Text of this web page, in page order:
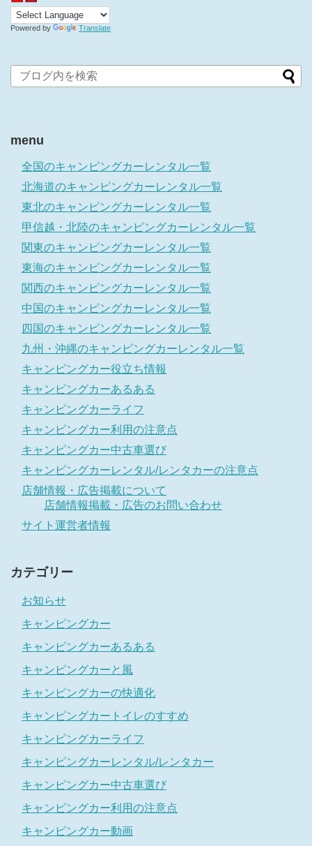
Powered by Translate
menu
全国のキャンピングカーレンタル一覧
北海道のキャンピングカーレンタル一覧
東北のキャンピングカーレンタル一覧
甲信越・北陸のキャンピングカーレンタル一覧
関東のキャンピングカーレンタル一覧
東海のキャンピングカーレンタル一覧
関西のキャンピングカーレンタル一覧
中国のキャンピングカーレンタル一覧
四国のキャンピングカーレンタル一覧
九州・沖縄のキャンピングカーレンタル一覧
キャンピングカー役立ち情報
キャンピングカーあるある
キャンピングカーライフ
キャンピングカー利用の注意点
キャンピングカー中古車選び
キャンピングカーレンタル/レンタカーの注意点
店舗情報・広告掲載について
店舗情報掲載・広告のお問い合わせ
サイト運営者情報
カテゴリー
お知らせ
キャンピングカー
キャンピングカーあるある
キャンピングカーと風
キャンピングカーの快適化
キャンピングカートイレのすすめ
キャンピングカーライフ
キャンピングカーレンタル/レンタカー
キャンピングカー中古車選び
キャンピングカー利用の注意点
キャンピングカー動画